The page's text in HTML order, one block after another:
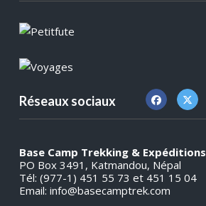
Réseaux sociaux
Base Camp Trekking & Expéditions
PO Box 3491, Katmandou, Népal
Tél: (977-1) 451 55 73 et 451 15 04
Email: info@basecamptrek.com